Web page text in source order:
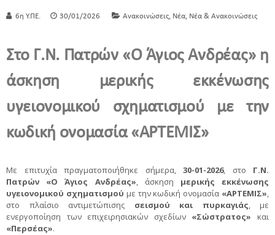
6η Υ.ΠΕ. 30/01/2026 Ανακοινώσεις, Νέα, Νέα & Ανακοινώσεις
Στο Γ.Ν. Πατρών «Ο Άγιος Ανδρέας» η
άσκηση μερικής εκκένωσης
υγειονομικού σχηματισμού με την
κωδική ονομασία«ΑΡΤΕΜΙΣ»
Με επιτυχία πραγματοποιήθηκε σήμερα, 30-01-2026, στο Γ.Ν.
Πατρών «Ο Άγιος Ανδρέας», άσκηση μερικής εκκένωσης
υγειονομικού σχηματισμού με την κωδική ονομασία «ΑΡΤΕΜΙΣ»,
στο πλαίσιο αντιμετώπισης σεισμού και πυρκαγιάς, με
ενεργοποίηση των επιχειρησιακών σχεδίων «Σώστρατος» και
«Περσέας».